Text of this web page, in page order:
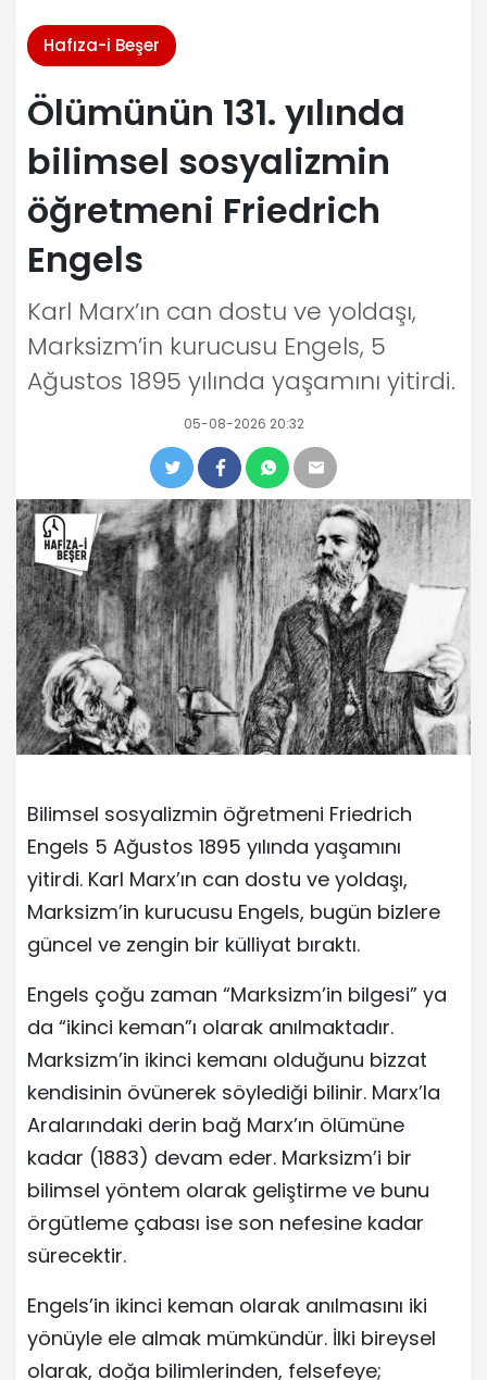
Hafıza-i Beşer
Ölümünün 131. yılında
bilimsel sosyalizmin
öğretmeni Friedrich
Engels
Karl Marx’ın can dostu ve yoldaşı,
Marksizm’in kurucusu Engels, 5
Ağustos 1895 yılında yaşamını yitirdi.
05-08-2026 20:32
Bilimsel sosyalizmin öğretmeni Friedrich
Engels 5 Ağustos 1895 yılında yaşamını
yitirdi. Karl Marx’ın can dostu ve yoldaşı,
Marksizm’in kurucusu Engels, bugün bizlere
güncel ve zengin bir külliyat bıraktı.
Engels çoğu zaman “Marksizm’in bilgesi” ya
da “ikinci keman”ı olarak anılmaktadır.
Marksizm’in ikinci kemanı olduğunu bizzat
kendisinin övünerek söylediği bilinir. Marx’la
Aralarındaki derin bağ Marx’ın ölümüne
kadar (1883) devam eder. Marksizm’i bir
bilimsel yöntem olarak geliştirme ve bunu
örgütleme çabası ise son nefesine kadar
sürecektir.
Engels’in ikinci keman olarak anılmasını iki
yönüyle ele almak mümkündür. İlki bireysel
olarak, doğa bilimlerinden, felsefeye;